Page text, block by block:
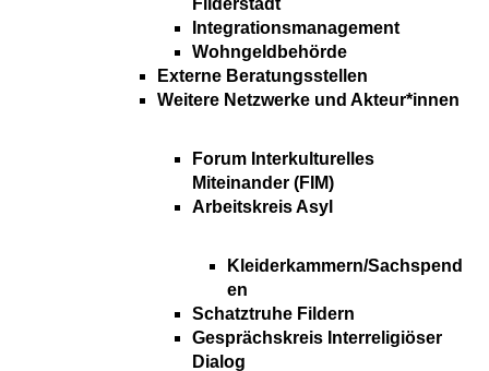
Filderstadt
Integrationsmanagement
Wohngeldbehörde
Externe Beratungsstellen
Weitere Netzwerke und Akteur*innen
Forum Interkulturelles
Miteinander (FIM)
Arbeitskreis Asyl
Kleiderkammern/Sachspend
en
Schatztruhe Fildern
Gesprächskreis Interreligiöser
Dialog